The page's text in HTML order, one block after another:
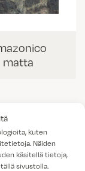
kuten
Näiden
käsitellä tietoja,
sivustolla.
matta